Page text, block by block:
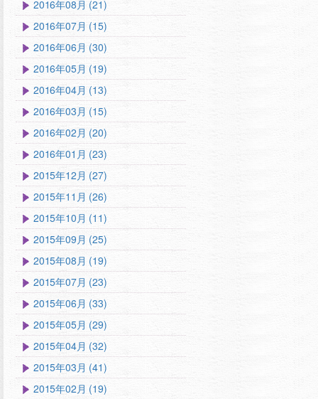
2016年08月 (21)
2016年07月 (15)
2016年06月 (30)
2016年05月 (19)
2016年04月 (13)
2016年03月 (15)
2016年02月 (20)
2016年01月 (23)
2015年12月 (27)
2015年11月 (26)
2015年10月 (11)
2015年09月 (25)
2015年08月 (19)
2015年07月 (23)
2015年06月 (33)
2015年05月 (29)
2015年04月 (32)
2015年03月 (41)
2015年02月 (19)